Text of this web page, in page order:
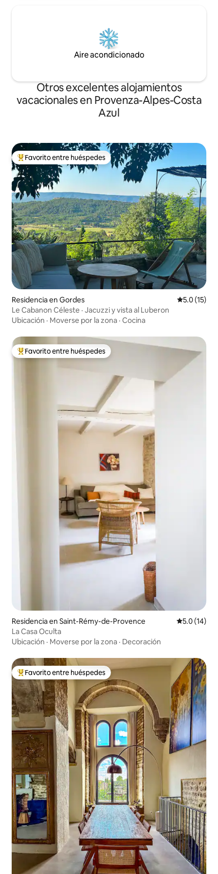
Aire acondicionado
Otros excelentes alojamientos
vacacionales en Provenza-Alpes-Costa
Azul
De los mejores en Favorito entre huéspedes
Favorito entre huéspedes
Residencia en Gordes Calificación
5.0 (15)
Le Cabanon Céleste · Jacuzzi y vista al Luberon
Ubicación · Moverse por la zona · Cocina
De los mejores en Favorito entre huéspedes
Favorito entre huéspedes
Residencia en Saint-Rémy-de-Provence Calificación
5.0 (14)
La Casa Oculta
Ubicación · Moverse por la zona · Decoración
De los mejores en Favorito entre huéspedes
Favorito entre huéspedes